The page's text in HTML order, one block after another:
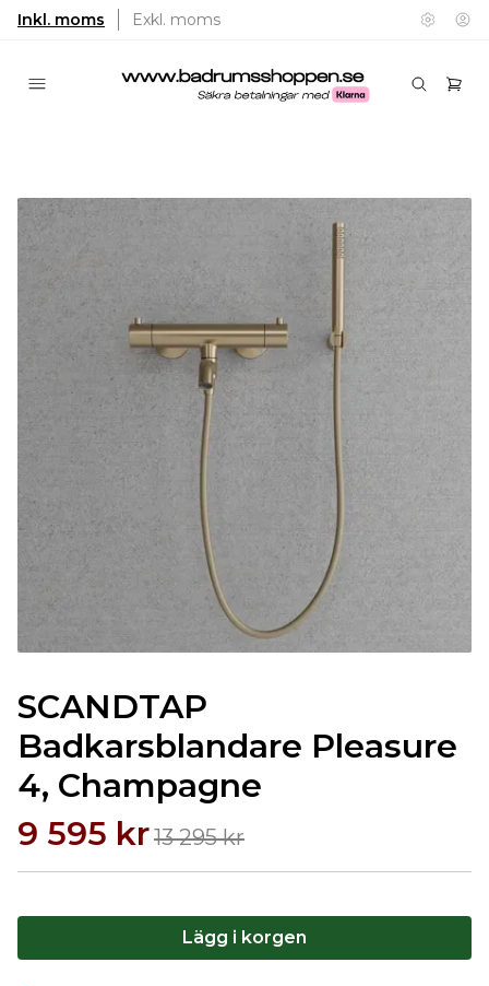
Inkl. moms Exkl. moms
SCANDTAP
Badkarsblandare Pleasure
4, Champagne
9 595 kr13 295 kr
Lägg i korgen